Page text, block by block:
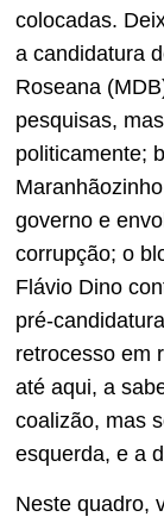
colocadas.
a candidatura
Roseana
pesquisas,
politicamente;
governo e
corrupção; o
Flávio Dino
pré-
retrocesso em
até aqui, a
coalizão, mas
esquerda, e a
Neste quadro,